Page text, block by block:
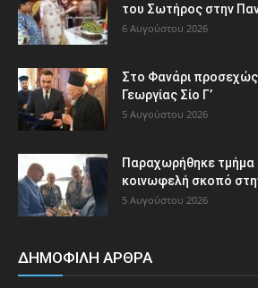
του Σωτήρος στην
6 Αυγούστου 2026
Στο Φανάρι
Γεωργίας Σίο Γ’
5 Αυγούστου 2026
Παραχωρήθηκε τμήμα
κοινωφελή σκοπό
5 Αυγούστου 2026
ΔΗΜΟΦΙΛΗ ΑΡΘΡΑ